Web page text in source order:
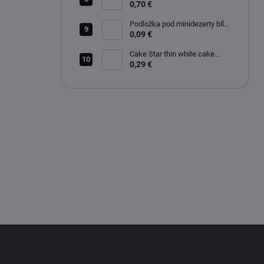
white glossy 28cm
0,70 €
Podložka pod minidezerty bílo-
černé kruh 8 cm
0,09 €
Cake Star thin white cake
board 20 cm
0,29 €